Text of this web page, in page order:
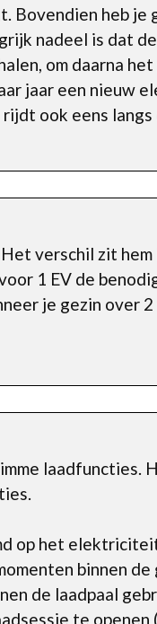
heb je
nadeel is dat
om daarna
jaar een nieuw
ook eens langs
verschil zit
1 EV de
je gezin over
laadfuncties.
op het
binnen
de laadpaal
te openen